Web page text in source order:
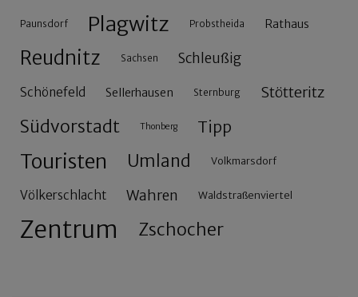
Paunsdorf Plagwitz Probstheida Rathaus
Reudnitz Sachsen Schleußig
Schönefeld Sellerhausen Sternburg Stötteritz
Südvorstadt Thonberg Tipp
Touristen Umland Volkmarsdorf
Völkerschlacht Wahren Waldstraßenviertel
Zentrum Zschocher